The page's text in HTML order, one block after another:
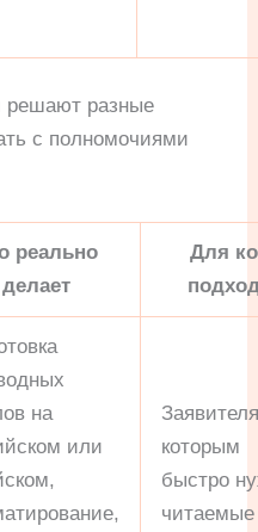
решают разные
с полномочиями
реально
делает
Для
на
или
которым
быстро